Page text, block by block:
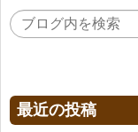
最近の投稿